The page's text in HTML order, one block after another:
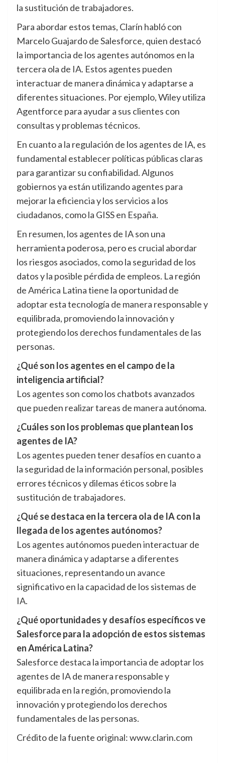
la sustitución de trabajadores.
Para abordar estos temas, Clarín habló con
Marcelo Guajardo de Salesforce, quien destacó
la importancia de los agentes autónomos en la
tercera ola de IA. Estos agentes pueden
interactuar de manera dinámica y adaptarse a
diferentes situaciones. Por ejemplo, Wiley utiliza
Agentforce para ayudar a sus clientes con
consultas y problemas técnicos.
En cuanto a la regulación de los agentes de IA, es
fundamental establecer políticas públicas claras
para garantizar su confiabilidad. Algunos
gobiernos ya están utilizando agentes para
mejorar la eficiencia y los servicios a los
ciudadanos, como la GISS en España.
En resumen, los agentes de IA son una
herramienta poderosa, pero es crucial abordar
los riesgos asociados, como la seguridad de los
datos y la posible pérdida de empleos. La región
de América Latina tiene la oportunidad de
adoptar esta tecnología de manera responsable y
equilibrada, promoviendo la innovación y
protegiendo los derechos fundamentales de las
personas.
¿Qué son los agentes en el campo de la
inteligencia artificial?
Los agentes son como los chatbots avanzados
que pueden realizar tareas de manera autónoma.
¿Cuáles son los problemas que plantean los
agentes de IA?
Los agentes pueden tener desafíos en cuanto a
la seguridad de la información personal, posibles
errores técnicos y dilemas éticos sobre la
sustitución de trabajadores.
¿Qué se destaca en la tercera ola de IA con la
llegada de los agentes autónomos?
Los agentes autónomos pueden interactuar de
manera dinámica y adaptarse a diferentes
situaciones, representando un avance
significativo en la capacidad de los sistemas de
IA.
¿Qué oportunidades y desafíos específicos ve
Salesforce para la adopción de estos sistemas
en América Latina?
Salesforce destaca la importancia de adoptar los
agentes de IA de manera responsable y
equilibrada en la región, promoviendo la
innovación y protegiendo los derechos
fundamentales de las personas.
Crédito de la fuente original: www.clarin.com